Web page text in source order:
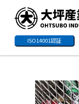
ISO14001認証